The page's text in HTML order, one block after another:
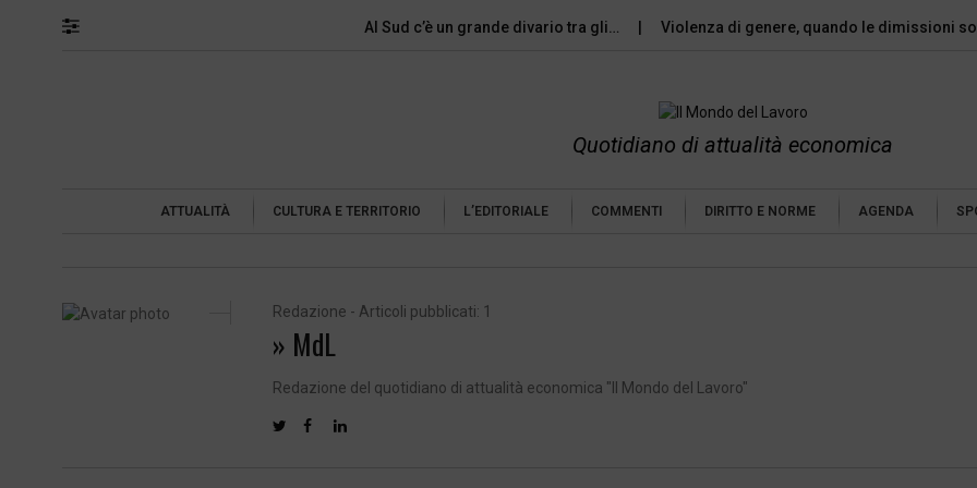
Al Sud c’è un grande divario tra gli… Violenza di genere, quando le dimissioni
Quotidiano di attualità economica
ATTUALITÀ CULTURA E TERRITORIO L’EDITORIALE COMMENTI DIRITTO E NORME AGENDA
Redazione - Articoli pubblicati: 1
» MdL
Redazione del quotidiano di attualità economica "Il Mondo del Lavoro"